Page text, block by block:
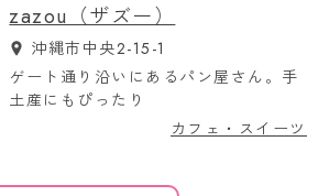
zazou（ザズー）
沖縄市中央2-15-1
ゲート通り沿いにあるパン屋さん。手
土産にもぴったり
カフェ・スイーツ